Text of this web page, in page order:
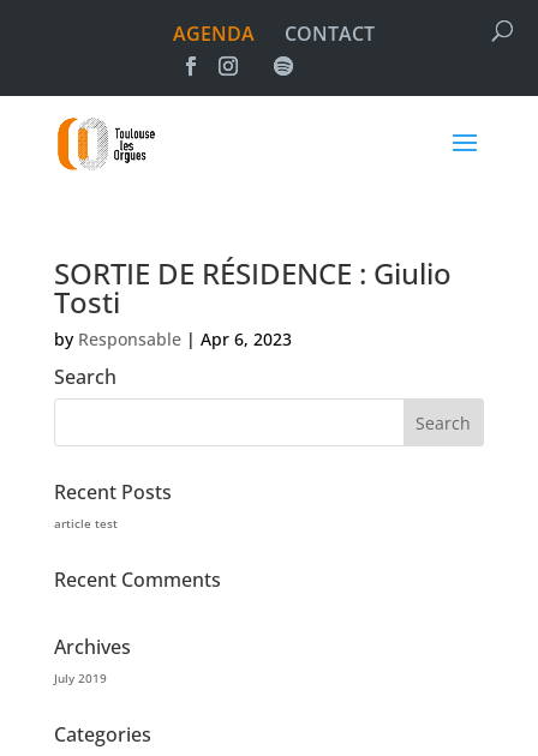
AGENDA CONTACT
SORTIE DE RÉSIDENCE : Giulio
Tosti
by Responsable| Apr 6, 2023
Search
Recent Posts
article test
Recent Comments
Archives
July 2019
Categories